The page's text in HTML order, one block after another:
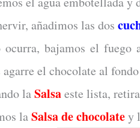
añadimos las dos
ocurra, bajamos el
el chocolate al
laSalsaeste lista,
laSalsa de chocolatey